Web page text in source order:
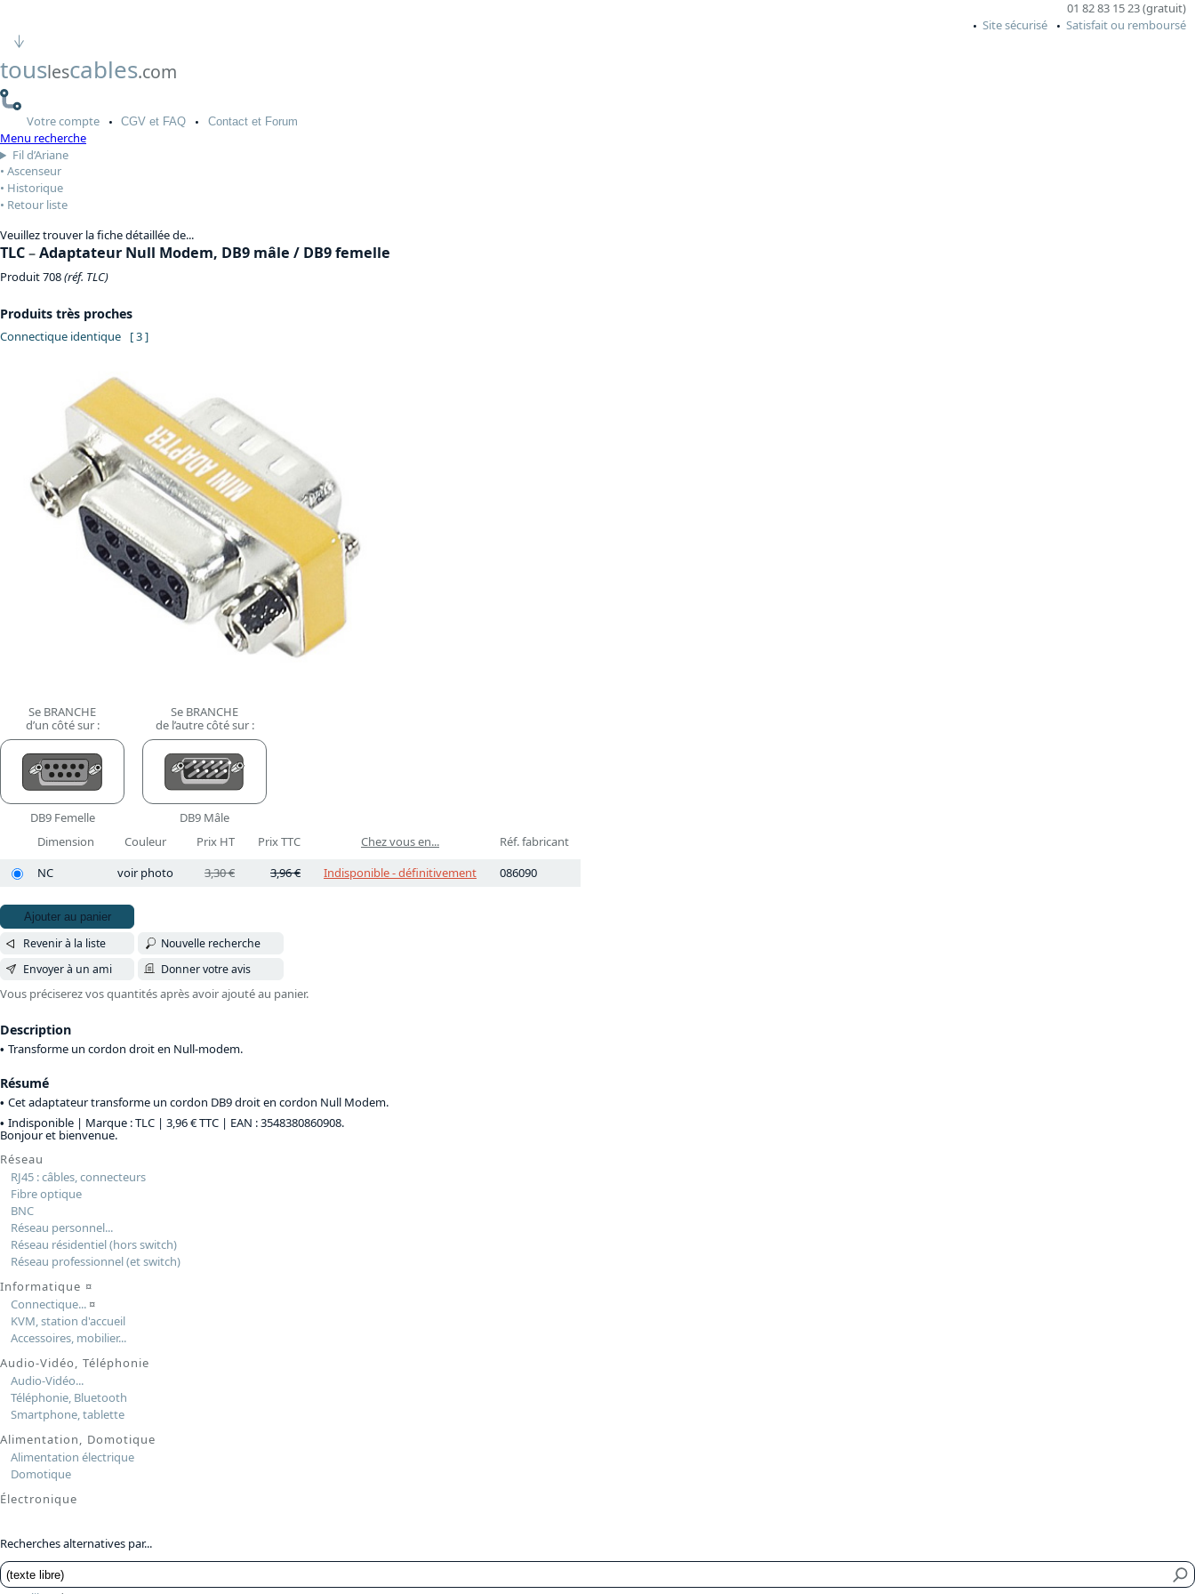
01 82 83 15 23 (gratuit)
Site sécurisé
Satisfait ou remboursé
touslescables.com
Votrecompte CGV et FAQ Contactet Forum
Menu recherche
Fil d’Ariane
Ascenseur
Historique
Retour liste
Veuillez trouver la fiche détaillée de...
TLC–Adaptateur Null Modem, DB9 mâle / DB9 femelle
Produit 708(réf. TLC)
Produits très proches
Connectique identique [ 3 ]
Se BRANCHE
d’un côté sur :
DB9 Femelle
Se BRANCHE
de l’autre côté sur :
DB9 Mâle
Dimension
Couleur Prix HT Prix TTC Chez vous en...
Réf. fabricant
NC
voir photo 3,30 € 3,96 € Indisponible - définitivement 086090
Ajouter au panier
Revenir à la liste
Nouvelle recherche
Envoyer à un ami
Donner votre avis
Vous préciserez vos quantités après avoir ajouté au panier.
Description
Transforme un cordon droit en Null-modem.
Résumé
Cet adaptateur transforme un cordon DB9 droit en cordon Null Modem.
Indisponible | Marque : TLC | 3,96 € TTC | EAN : 3548380860908.
Bonjour et bienvenue.
Réseau
RJ45 : câbles, connecteurs
Fibre optique
BNC
Réseau personnel...
Réseau résidentiel (hors switch)
Réseau professionnel (et switch)
Informatique ¤
Connectique...¤
KVM, station d'accueil
Accessoires, mobilier...
Audio-Vidéo, Téléphonie
Audio-Vidéo...
Téléphonie, Bluetooth
Smartphone, tablette
Alimentation, Domotique
Alimentation électrique
Domotique
Électronique
Recherches alternatives par...